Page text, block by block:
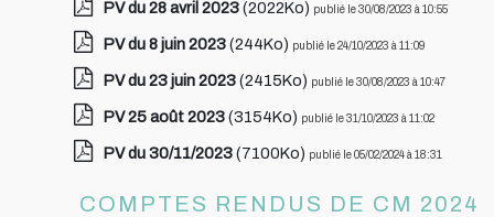
PV du 28 avril 2023(2022Ko) publié le 30/08/2023 à 10:55
PV du 8 juin 2023(244Ko) publié le 24/10/2023 à 11:09
PV du 23 juin 2023(2415Ko) publié le 30/08/2023 à 10:47
PV 25 août 2023(3154Ko) publié le 31/10/2023 à 11:02
PV du 30/11/2023(7100Ko) publié le 05/02/2024 à 18:31
COMPTES RENDUS DE CM 2024